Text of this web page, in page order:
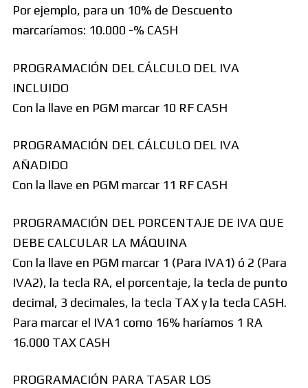
Por ejemplo, para un 10% de Descuento
marcaríamos: 10.000 -% CASH
PROGRAMACIÓN DEL CÁLCULO DEL IVA
INCLUIDO
Con la llave en PGM marcar 10 RF CASH
PROGRAMACIÓN DEL CÁLCULO DEL IVA
AÑADIDO
Con la llave en PGM marcar 11 RF CASH
PROGRAMACIÓN DEL PORCENTAJE DE IVA QUE
DEBE CALCULAR LA MÁQUINA
Con la llave en PGM marcar 1 (Para IVA1) ó 2 (Para
IVA2), la tecla RA, el porcentaje, la tecla de punto
decimal, 3 decimales, la tecla TAX y la tecla CASH.
Para marcar el IVA1 como 16% haríamos 1 RA
16.000 TAX CASH
PROGRAMACIÓN PARA TASAR LOS